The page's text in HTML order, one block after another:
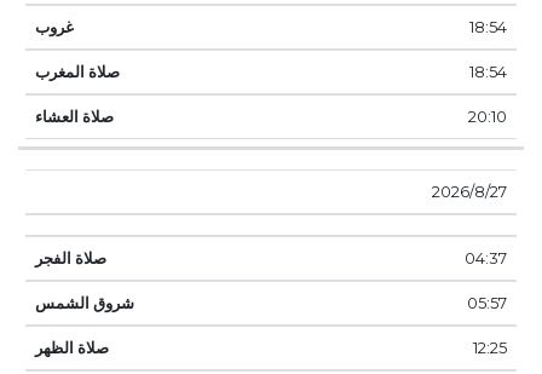
18:54
18:54
20:10
27‏‏/8‏‏/2026
04:37
05:57
12:25